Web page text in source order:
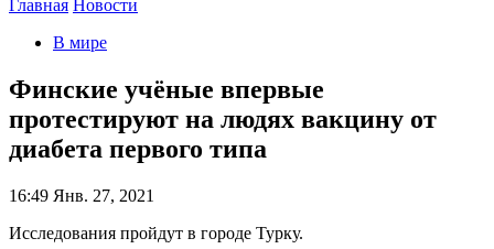
Главная Новости
В мире
Финские учёные впервые
протестируют на людях вакцину от
диабета первого типа
16:49 Янв. 27, 2021
Исследования пройдут в городе Турку.